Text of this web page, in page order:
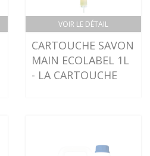
VOIR LE DÉTAIL
CARTOUCHE SAVON
MAIN ECOLABEL 1L
- LA CARTOUCHE